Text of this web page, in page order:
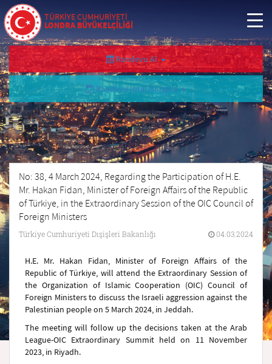
TÜRKİYE CUMHURİYETİ
LONDRA BÜYÜKELÇİLİĞİ
Randevu Al
Randevu İptal/Sorgula
No: 38, 4 March 2024, Regarding the Participation of H.E.
Mr. Hakan Fidan, Minister of Foreign Affairs of the Republic
of Türkiye, in the Extraordinary Session of the OIC Council of
Foreign Ministers
Türkiye Cumhuriyeti Dışişleri Bakanlığı 04.03.2024
H.E. Mr. Hakan Fidan, Minister of Foreign Affairs of the
Republic of Türkiye, will attend the Extraordinary Session of
the Organization of Islamic Cooperation (OIC) Council of
Foreign Ministers to discuss the Israeli aggression against the
Palestinian people on 5 March 2024, in Jeddah.
The meeting will follow up the decisions taken at the Arab
League-OIC Extraordinary Summit held on 11 November
2023, in Riyadh.